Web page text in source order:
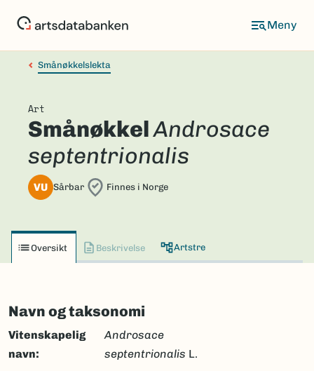
Smånøkkelslekta
Art
SmånøkkelAndrosace
septentrionalis
VU Sårbar Finnes i Norge
Oversikt Beskrivelse Artstre
Navn og taksonomi
Vitenskapelig
navn:
Androsace
septentrionalis L.